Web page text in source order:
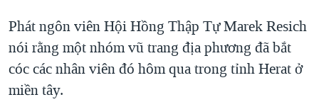
GIÁO DỤC
CHI PHÍ CHIẾN TRANH AFGHANISTAN
CÁC GIÁ TRỊ CỘNG HÒA Ở VIỆT NAM
THƯỢNG ĐỈNH TRUMP-KIM TẠI VIỆT NAM
TRỊNH VĨNH BÌNH VS. CHÍNH PHỦ VIỆT NAM
Phát ngôn viên Hội Hồng Thập Tự Marek Resich
nói rằng một nhóm vũ trang địa phương đã bắt
cóc các nhân viên đó hôm qua trong tỉnh Herat ở
miền tây.